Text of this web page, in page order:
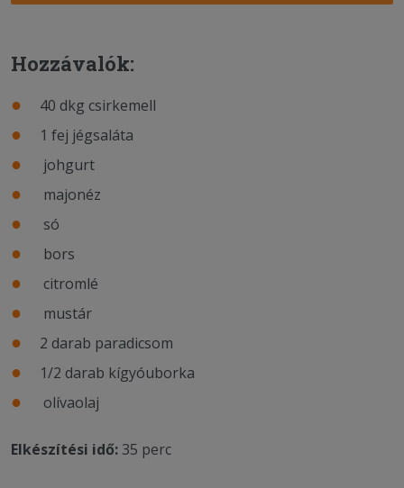
Hozzávalók:
40 dkg csirkemell
1 fej jégsaláta
johgurt
majonéz
só
bors
citromlé
mustár
2 darab paradicsom
1/2 darab kígyóuborka
olívaolaj
Elkészítési idő: 35 perc